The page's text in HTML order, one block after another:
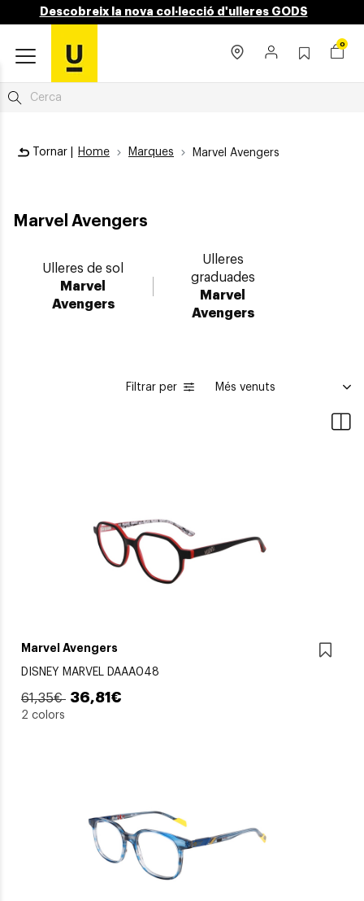
Descobreix la nova col·lecció d'ulleres GODS
0
Tornar | Home Marques Marvel Avengers
Marvel Avengers
Ulleres de sol
Marvel
Avengers
Ulleres
graduades
Marvel
Avengers
Filtrar per
Marvel Avengers
DISNEY MARVEL DAAA048
61,35€ 36,81€
2 colors